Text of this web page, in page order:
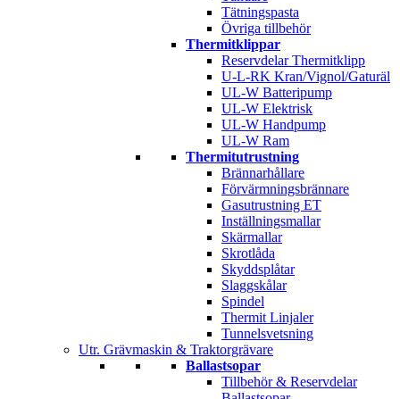
Tätningspasta
Övriga tillbehör
Thermitklippar
Reservdelar Thermitklipp
U-L-RK Kran/Vignol/Gaturäl
UL-W Batteripump
UL-W Elektrisk
UL-W Handpump
UL-W Ram
Thermitutrustning
Brännarhållare
Förvärmningsbrännare
Gasutrustning ET
Inställningsmallar
Skärmallar
Skrotlåda
Skyddsplåtar
Slaggskålar
Spindel
Thermit Linjaler
Tunnelsvetsning
Utr. Grävmaskin & Traktorgrävare
Ballastsopar
Tillbehör & Reservdelar